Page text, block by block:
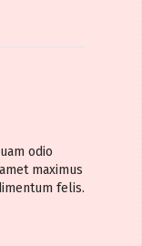
odio
maximus
felis.